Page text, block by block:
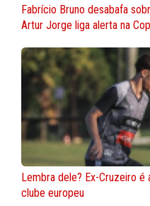
Fabrício Bruno desabafa
Artur Jorge liga alerta na
Lembra dele? Ex-Cruzeiro é
clube europeu